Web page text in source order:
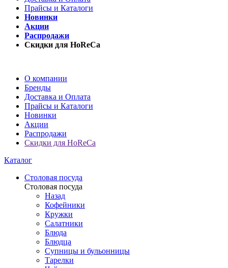
Прайсы и Каталоги
Новинки
Акции
Распродажи
Скидки для HoReCa
О компании
Бренды
Доставка и Оплата
Прайсы и Каталоги
Новинки
Акции
Распродажи
Скидки для HoReCa
Каталог
Столовая посуда
Столовая посуда
Назад
Кофейники
Кружки
Салатники
Блюда
Блюдца
Супницы и бульонницы
Тарелки